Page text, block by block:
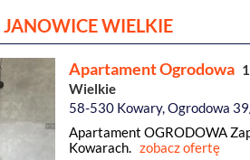
JANOWICE WIELKIE
Apartament Ogrodowa
Wielkie
58-530 Kowary, Ogrodowa
Apartament OGRODOWA
Kowarach. zobacz ofertę